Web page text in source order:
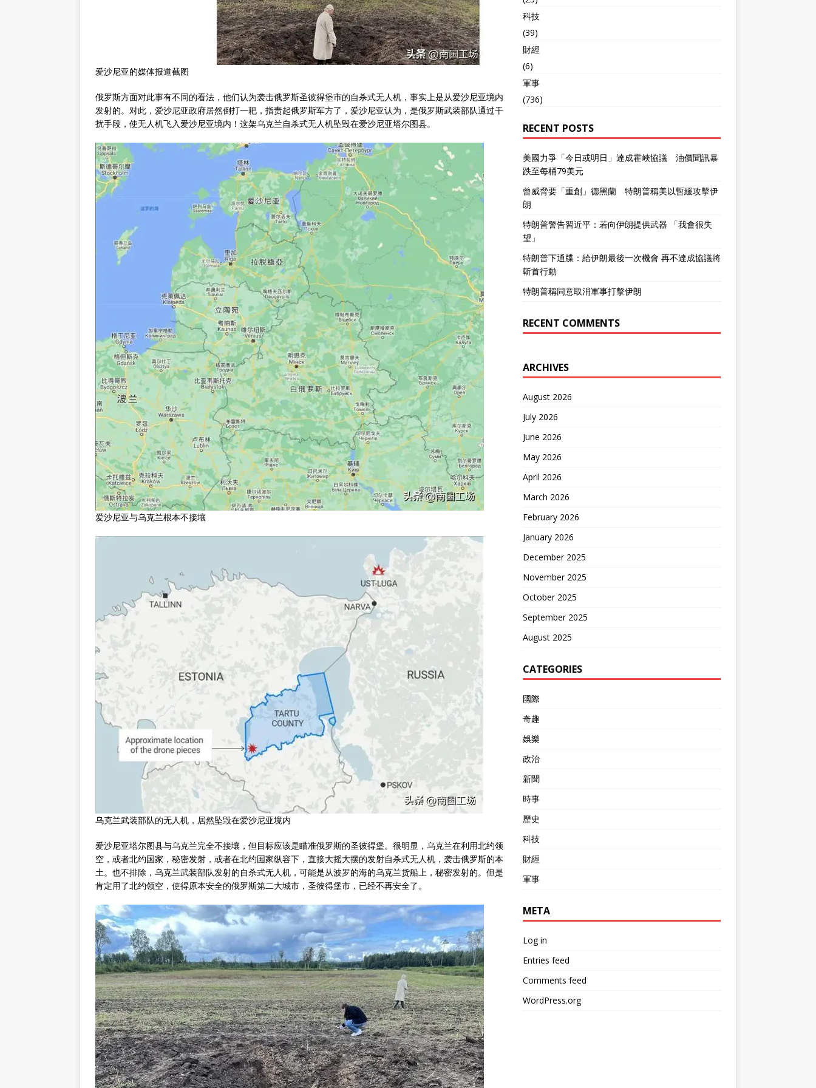
爱沙尼亚的媒体报道截图
俄罗斯方面对此事有不同的看法，他们认为袭击俄罗斯圣彼得堡市的自杀式无人机，事实上是从爱沙尼亚境内
发射的。对此，爱沙尼亚政府居然倒打一耙，指责起俄罗斯军方了，爱沙尼亚认为，是俄罗斯武装部队通过干
扰手段，使无人机飞入爱沙尼亚境内！这架乌克兰自杀式无人机坠毁在爱沙尼亚塔尔图县。
爱沙尼亚与乌克兰根本不接壤
乌克兰武装部队的无人机，居然坠毁在爱沙尼亚境内
爱沙尼亚塔尔图县与乌克兰完全不接壤，但目标应该是瞄准俄罗斯的圣彼得堡。很明显，乌克兰在利用北约领
空，或者北约国家，秘密发射，或者在北约国家纵容下，直接大摇大摆的发射自杀式无人机，袭击俄罗斯的本
土。也不排除，乌克兰武装部队发射的自杀式无人机，可能是从波罗的海的乌克兰货船上，秘密发射的。但是
肯定用了北约领空，使得原本安全的俄罗斯第二大城市，圣彼得堡市，已经不再安全了。
科技
(39)
財經
(6)
軍事
(736)
RECENT POSTS
美國力爭「今日或明日」達成霍峽協議 油價聞訊暴
跌至每桶79美元
曾威脅要「重創」德黑蘭 特朗普稱美以暫緩攻擊伊
朗
特朗普警告習近平：若向伊朗提供武器 「我會很失
望」
特朗普下通牒：給伊朗最後一次機會 再不達成協議將
斬首行動
特朗普稱同意取消軍事打擊伊朗
RECENT COMMENTS
ARCHIVES
August 2026
July 2026
June 2026
May 2026
April 2026
March 2026
February 2026
January 2026
December 2025
November 2025
October 2025
September 2025
August 2025
CATEGORIES
國際
奇趣
娛樂
政治
新聞
時事
歷史
科技
財經
軍事
META
Log in
Entries feed
Comments feed
WordPress.org